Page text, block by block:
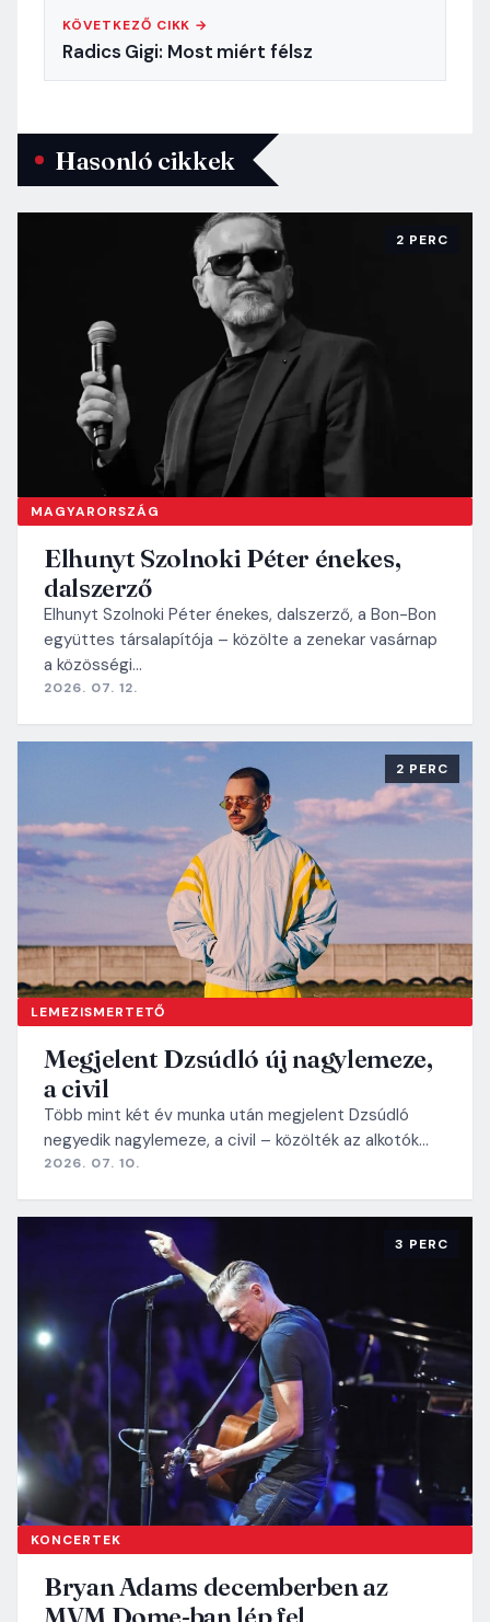
KÖVETKEZŐ CIKK →
Radics Gigi: Most miért félsz
Hasonló cikkek
MAGYARORSZÁG
2 PERC
Elhunyt Szolnoki Péter énekes,
dalszerző
Elhunyt Szolnoki Péter énekes, dalszerző, a Bon-Bon
együttes társalapítója – közölte a zenekar vasárnap
a közösségi…
2026. 07. 12.
LEMEZISMERTETŐ
2 PERC
Megjelent Dzsúdló új nagylemeze,
a civil
Több mint két év munka után megjelent Dzsúdló
negyedik nagylemeze, a civil – közölték az alkotók…
2026. 07. 10.
KONCERTEK
3 PERC
Bryan Adams decemberben az